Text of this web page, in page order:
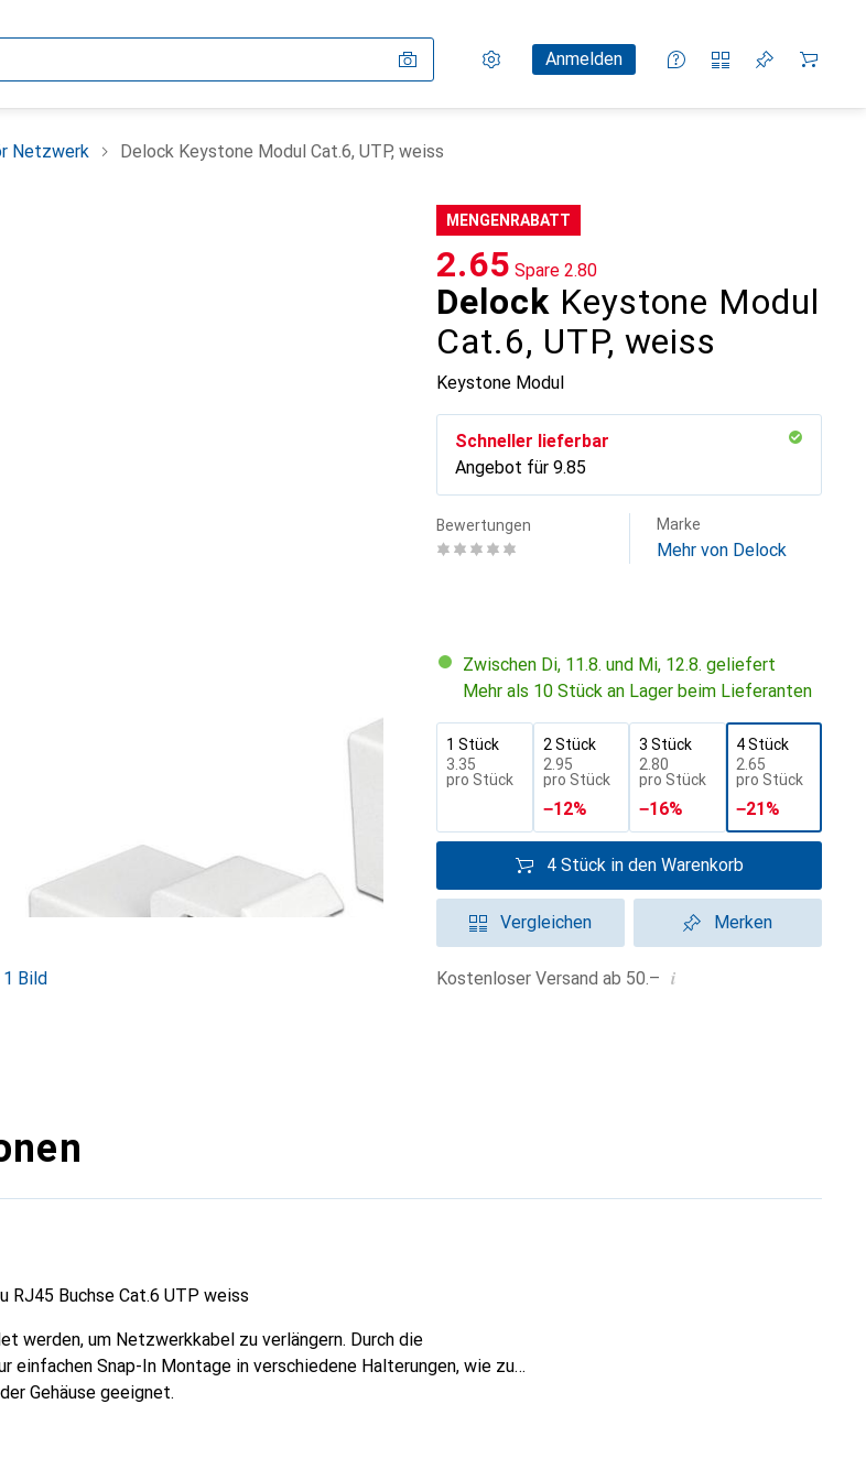
Einstellungen
KundenkontoAnmelden
Vergleichslisten
Merklisten
Warenkorb
Netzwerk Delock Keystone Modul Cat.6, UTP, weiss
1 Bild
MENGENRABATT
Delock Keystone Modul
Cat.6, UTP, weiss
Keystone Modul
CHF
2.65 Spare CHF
2.80
Schneller lieferbar
Angebot für CHF
9.85
Bewertungen Marke
Mehr von Delock
Zwischen Di, 11.8. und Mi, 12.8. geliefert
Mehr als 10 Stück an Lager beim Lieferanten
1 Stück
CHF
3.35
pro Stück
2 Stück
CHF
2.95
pro Stück
−12%
3 Stück
CHF
2.80
pro Stück
−16%
4 Stück
CHF
2.65
pro Stück
−21%
4 Stück in den Warenkorb
Vergleichen Merken
Kostenloser Versand ab 50.– i
RJ45 Buchse Cat.6 UTP weiss
werden, um Netzwerkkabel zu verlängern. Durch die
einfachen Snap-In Montage in verschiedene Halterungen, wie zum
Gehäuse geeignet.